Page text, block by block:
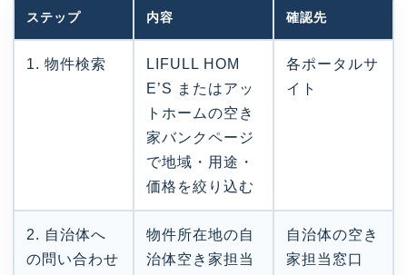
ステップ 内容 確認先
1. 物件検索
LIFULL HOM
E’S またはアッ
トホームの空き
家バンクページ
で地域・用途・
価格を絞り込む
各ポータルサ
イト
2. 自治体へ
の問い合わせ
物件所在地の自
治体空き家担当
自治体の空き
家担当窓口